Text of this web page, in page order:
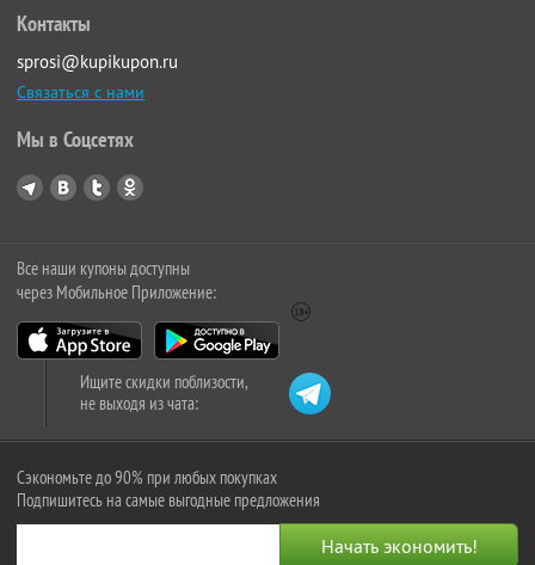
Контакты
sprosi@kupikupon.ru
Связаться с нами
Мы в Соцсетях
Все наши купоны доступны
через Мобильное Приложение:
Ищите скидки поблизости,
не выходя из чата:
Сэкономьте до 90% при любых покупках
Подпишитесь на самые выгодные предложения